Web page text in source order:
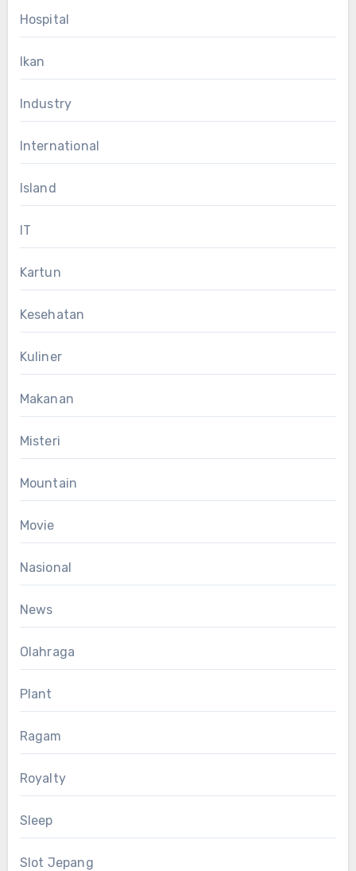
Hospital
Ikan
Industry
International
Island
IT
Kartun
Kesehatan
Kuliner
Makanan
Misteri
Mountain
Movie
Nasional
News
Olahraga
Plant
Ragam
Royalty
Sleep
Slot Jepang